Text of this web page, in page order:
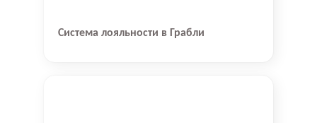
Система лояльности в Грабли